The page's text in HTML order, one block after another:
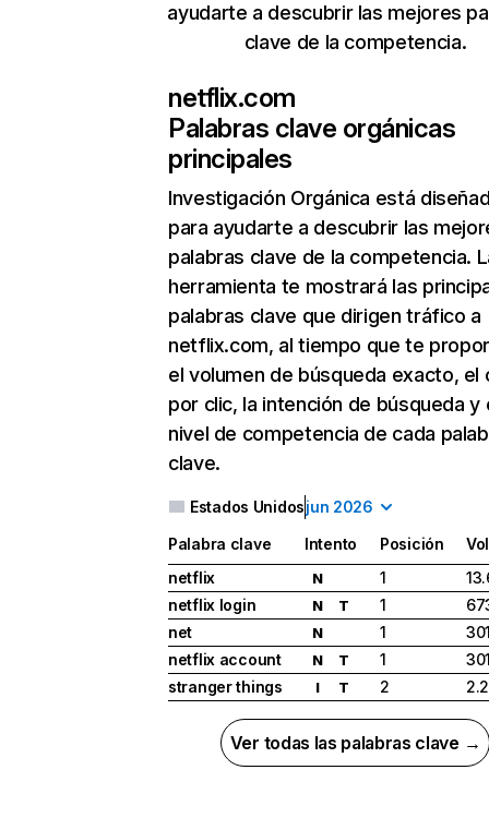
ayudarte a descubrir las mejores
clave de la competencia.
netflix.com
Palabras clave orgánicas
principales
Investigación Orgánica está
para ayudarte a descubrir las
palabras clave de la competencia.
herramienta te mostrará las
palabras clave que dirigen tráfico a
netflix.com, al tiempo que te
el volumen de búsqueda exacto, el
por clic, la intención de búsqueda y
nivel de competencia de cada
clave.
Estados Unidosjun 2026
Palabra clave Intento Posición
netflix
N 1
netflix login
N T 1
net
N 1
netflix account
N T 1
stranger things
I T 2
Ver todas las palabras clave →